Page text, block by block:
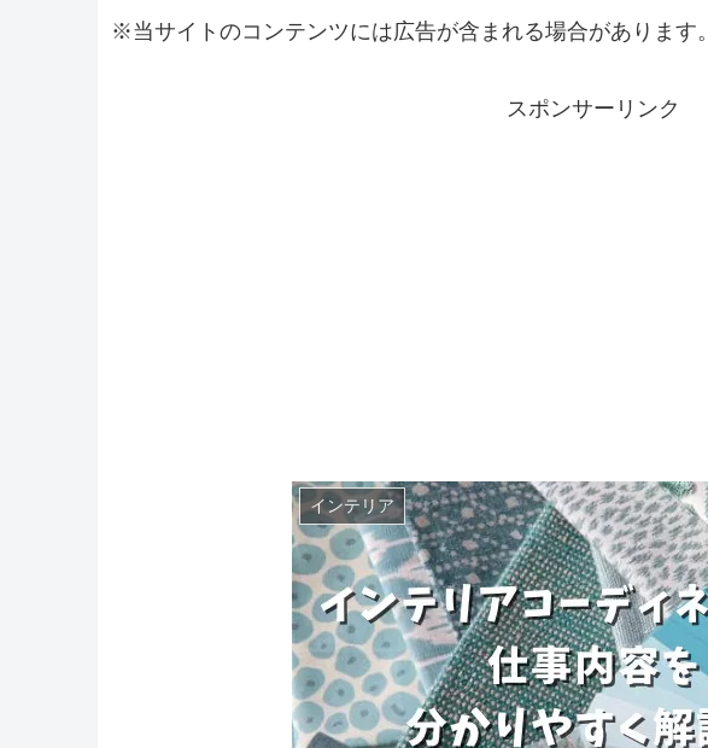
※当サイトのコンテンツには広告が含まれる場合があります。
スポンサーリンク
インテリア